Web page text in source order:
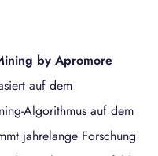
by Apromore
auf dem
Algorithmus auf dem
jahrelange Forschung